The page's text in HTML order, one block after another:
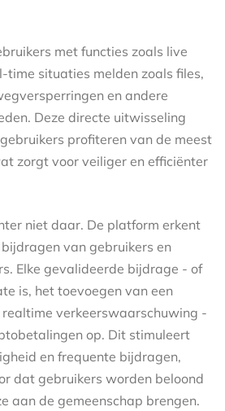
met functies zoals live
time situaties melden zoals files,
en andere
Deze directe uitwisseling
profiteren van de meest
zorgt voor veiliger en efficiënter
niet daar. De platform erkent
van gebruikers en
Elke gevalideerde bijdrage - of
is, het toevoegen van een
verkeerswaarschuwing -
op. Dit stimuleert
en frequente bijdragen,
dat gebruikers worden beloond
aan de gemeenschap brengen.